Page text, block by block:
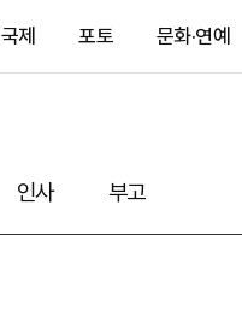
국제 포토 문화·연예
인사 부고